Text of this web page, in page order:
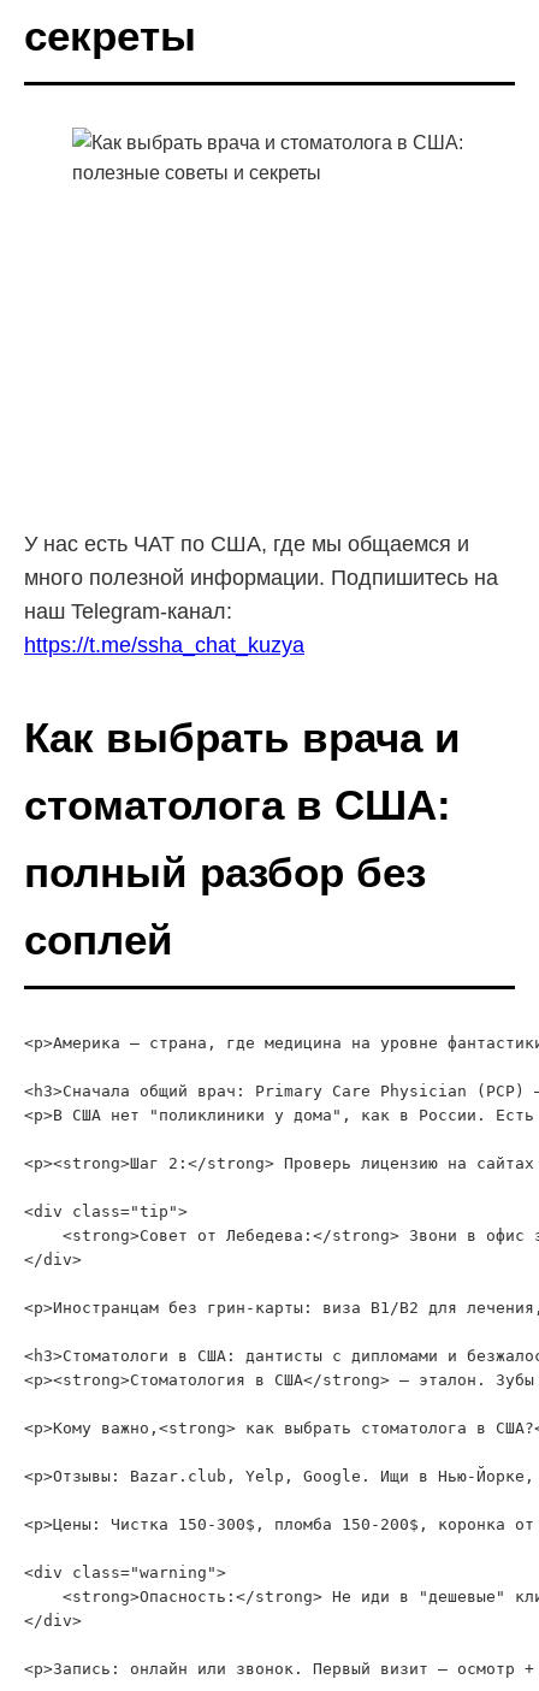
секреты
У нас есть ЧАТ по США, где мы общаемся и
много полезной информации. Подпишитесь на
наш Telegram-канал:
https://t.me/ssha_chat_kuzya
Как выбрать врача и
стоматолога в США:
полный разбор без
соплей
<p>Америка — страна, где медицина на уровне
<h3>Сначала общий врач: Primary Care Physician (PCP)
<p>В США нет "поликлиники у дома", как в России.
<p><strong>Шаг 2:</strong> Проверь лицензию на
<div class="tip">
<strong>Совет от Лебедева:</strong> Звони в
</div>
<p>Иностранцам без грин-карты: виза B1/B2 для
<h3>Стоматологи в США: дантисты с дипломами и
<p><strong>Стоматология в США</strong> — эталон.
<p>Кому важно,<strong> как выбрать стоматолога в
<p>Отзывы: Bazar.club, Yelp, Google. Ищи в Нью-Йорке,
<p>Цены: Чистка 150-300$, пломба 150-200$, коронка
<div class="warning">
<strong>Опасность:</strong> Не иди в "дешевые"
</div>
<p>Запись: онлайн или звонок. Первый визит — осмотр